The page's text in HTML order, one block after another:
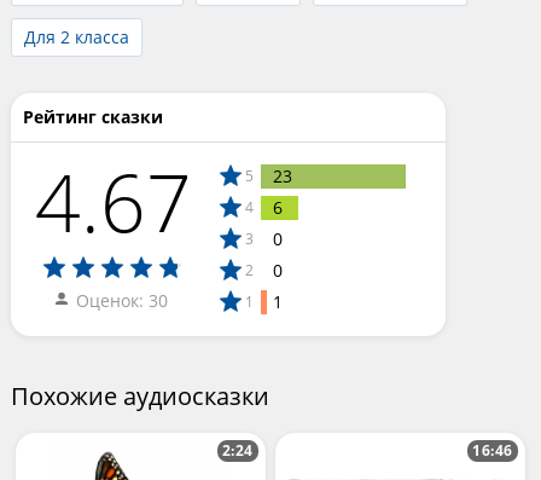
Для 2 класса
Рейтинг сказки
4.67
Оценок: 30
5 23
4 6
3 0
2 0
1 1
Похожие аудиосказки
2:24 16:46